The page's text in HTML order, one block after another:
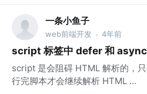
一条小鱼子
web前端开发 · 4年前
script 标签中 defer 和 async
script 是会阻碍 HTML 解析的，
行完脚本才会继续解析 HTML ...